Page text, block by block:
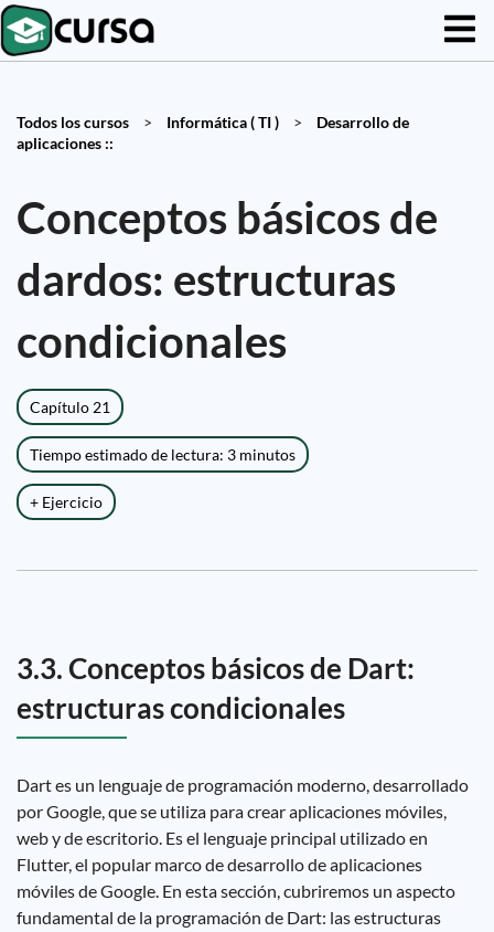
Todos los cursos > Informática ( TI ) >
Desarrollo de
aplicaciones ::
Conceptos básicos de
dardos: estructuras
condicionales
Capítulo 21
Tiempo estimado de lectura: 3 minutos
+ Ejercicio
3.3. Conceptos básicos de Dart:
estructuras condicionales
Dart es un lenguaje de programación moderno, desarrollado
por Google, que se utiliza para crear aplicaciones móviles,
web y de escritorio. Es el lenguaje principal utilizado en
Flutter, el popular marco de desarrollo de aplicaciones
móviles de Google. En esta sección, cubriremos un aspecto
fundamental de la programación de Dart: las estructuras